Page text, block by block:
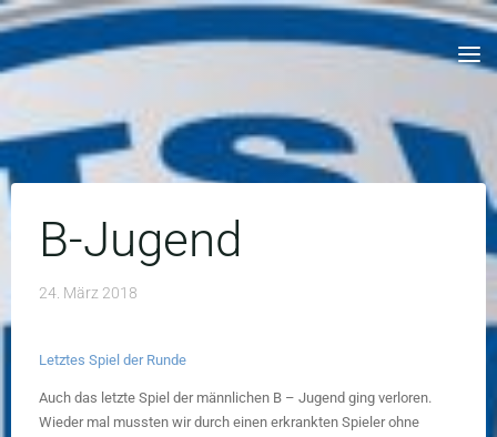
Skip
to
content
B-Jugend
24. März 2018
Letztes Spiel der Runde
Auch das letzte Spiel der männlichen B – Jugend ging verloren.
Wieder mal mussten wir durch einen erkrankten Spieler ohne